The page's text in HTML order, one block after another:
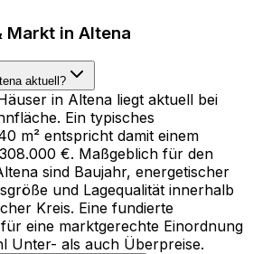
Markt in Altena
aktuell?
in Altena liegt aktuell bei
Ein typisches
m² entspricht damit einem
€. Maßgeblich für den
sind Baujahr, energetischer
und Lagequalität innerhalb
Kreis. Eine fundierte
eine marktgerechte Einordnung
Unter- als auch Überpreise.